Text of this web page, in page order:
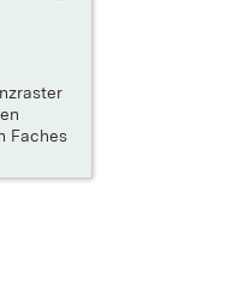
Faches